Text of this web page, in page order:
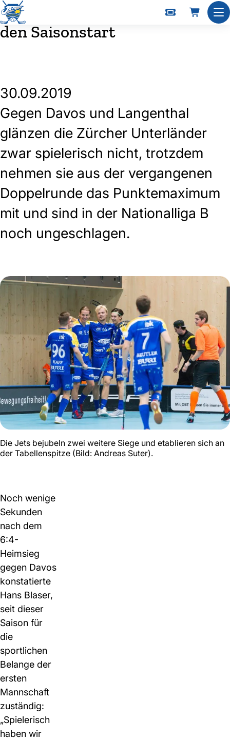
Zwei Arbeitssiege versüssen
den Saisonstart
30.09.2019
Gegen Davos und Langenthal
glänzen die Zürcher Unterländer
zwar spielerisch nicht, trotzdem
nehmen sie aus der vergangenen
Doppelrunde das Punktemaximum
mit und sind in der Nationalliga B
noch ungeschlagen.
Die Jets bejubeln zwei weitere Siege und etablieren sich an
der Tabellenspitze (Bild: Andreas Suter).
Noch wenige
Sekunden
nach dem
6:4-
Heimsieg
gegen Davos
konstatierte
Hans Blaser,
seit dieser
Saison für
die
sportlichen
Belange der
ersten
Mannschaft
zuständig:
„Spielerisch
haben wir